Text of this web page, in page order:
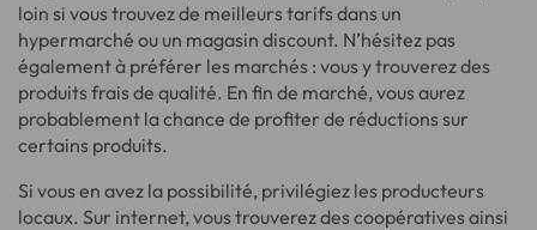
loin si vous trouvez de meilleurs tarifs dans un
hypermarché ou un magasin discount. N’hésitez pas
également à préférer les marchés : vous y trouverez des
produits frais de qualité. En fin de marché, vous aurez
probablement la chance de profiter de réductions sur
certains produits.
Si vous en avez la possibilité, privilégiez les producteurs
locaux. Sur internet, vous trouverez des coopératives ainsi